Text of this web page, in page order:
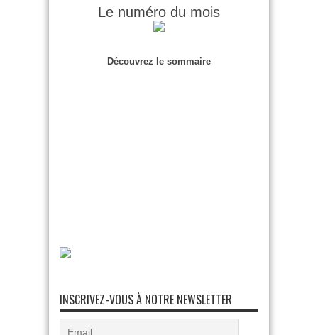
Le numéro du mois
Découvrez le sommaire
INSCRIVEZ-VOUS À NOTRE NEWSLETTER